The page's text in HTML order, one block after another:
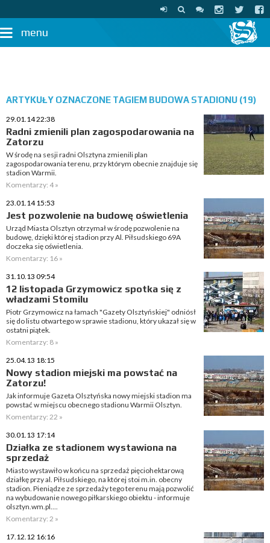
menu
ARTYKUŁY OZNACZONE TAGIEM BUDOWA STADIONU (19)
29.01.14 22:38
Radni zmienili plan zagospodarowania na
Zatorzu
W środę na sesji radni Olsztyna zmienili plan
zagospodarowania terenu, przy którym obecnie znajduje się
stadion Warmii.
Komentarzy: 4 »
23.01.14 15:53
Jest pozwolenie na budowę oświetlenia
Urząd Miasta Olsztyn otrzymał w środę pozwolenie na
budowę, dzięki której stadion przy Al. Piłsudskiego 69A
doczeka się oświetlenia.
Komentarzy: 16 »
31.10.13 09:54
12 listopada Grzymowicz spotka się z
władzami Stomilu
Piotr Grzymowicz na łamach "Gazety Olsztyńskiej" odniósł
się do listu otwartego w sprawie stadionu, który ukazał się w
ostatni piątek.
Komentarzy: 8 »
25.04.13 18:15
Nowy stadion miejski ma powstać na
Zatorzu!
Jak informuje Gazeta Olsztyńska nowy miejski stadion ma
powstać w miejscu obecnego stadionu Warmii Olsztyn.
Komentarzy: 22 »
30.01.13 17:14
Działka ze stadionem wystawiona na
sprzedaż
Miasto wystawiło w końcu na sprzedaż pięciohektarową
działkę przy al. Piłsudskiego, na której stoi m.in. obecny
stadion. Pieniądze ze sprzedaży tego terenu mają pozwolić
na wybudowanie nowego piłkarskiego obiektu - informuje
olsztyn.wm.pl....
Komentarzy: 2 »
17.12.12 16:16